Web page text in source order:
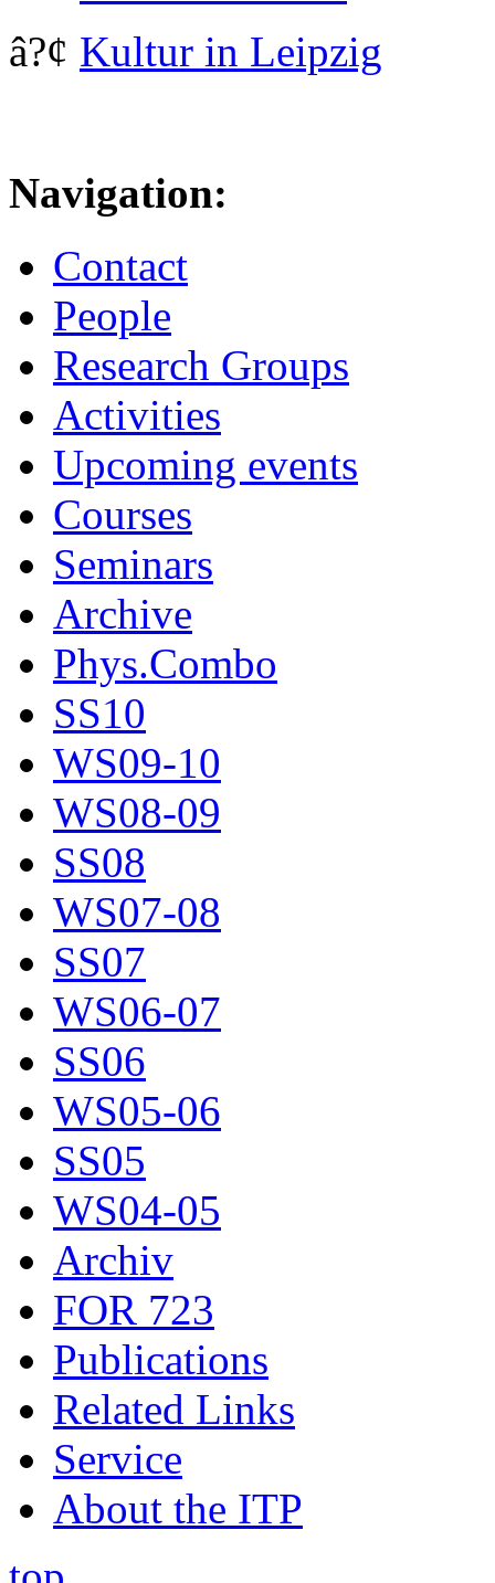
â?¢ Kultur in Leipzig
Navigation:
Contact
People
Research Groups
Activities
Upcoming events
Courses
Seminars
Archive
Phys.Combo
SS10
WS09-10
WS08-09
SS08
WS07-08
SS07
WS06-07
SS06
WS05-06
SS05
WS04-05
Archiv
FOR 723
Publications
Related Links
Service
About the ITP